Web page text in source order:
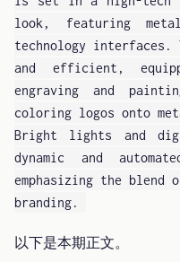
look, featuring
technology interfaces.
and efficient,
engraving and
coloring logos onto
Bright lights and
dynamic and
emphasizing the blend
branding.
以下是本期正文。